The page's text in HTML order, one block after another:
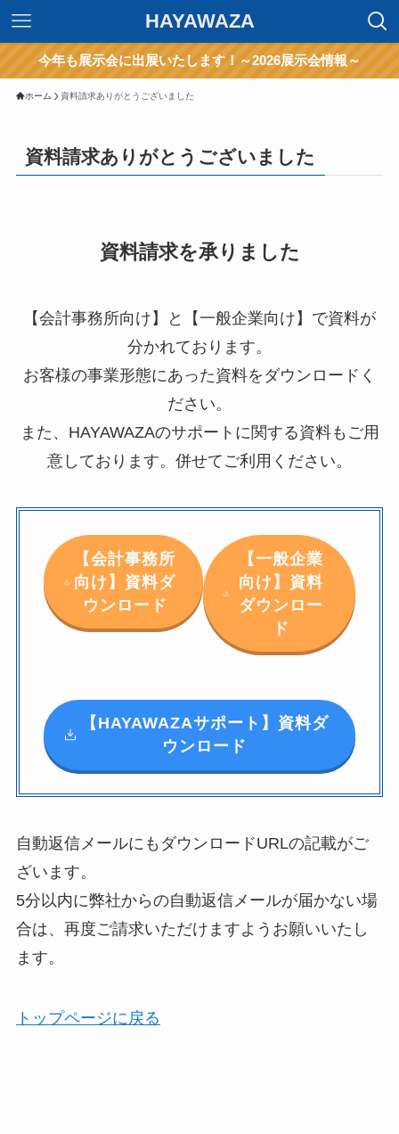
HAYAWAZA
今年も展示会に出展いたします！～2026展示会情報～
ホーム 資料請求ありがとうございました
資料請求ありがとうございました
資料請求を承りました
【会計事務所向け】と【一般企業向け】で資料が
分かれております。
お客様の事業形態にあった資料をダウンロードく
ださい。
また、HAYAWAZAのサポートに関する資料もご用
意しております。併せてご利用ください。
【会計事務所
向け】資料ダ
ウンロード
【一般企業
向け】資料
ダウンロー
ド
【HAYAWAZAサポート】資料ダ
ウンロード
自動返信メールにもダウンロードURLの記載がご
ざいます。
5分以内に弊社からの自動返信メールが届かない場
合は、再度ご請求いただけますようお願いいたし
ます。
トップページに戻る